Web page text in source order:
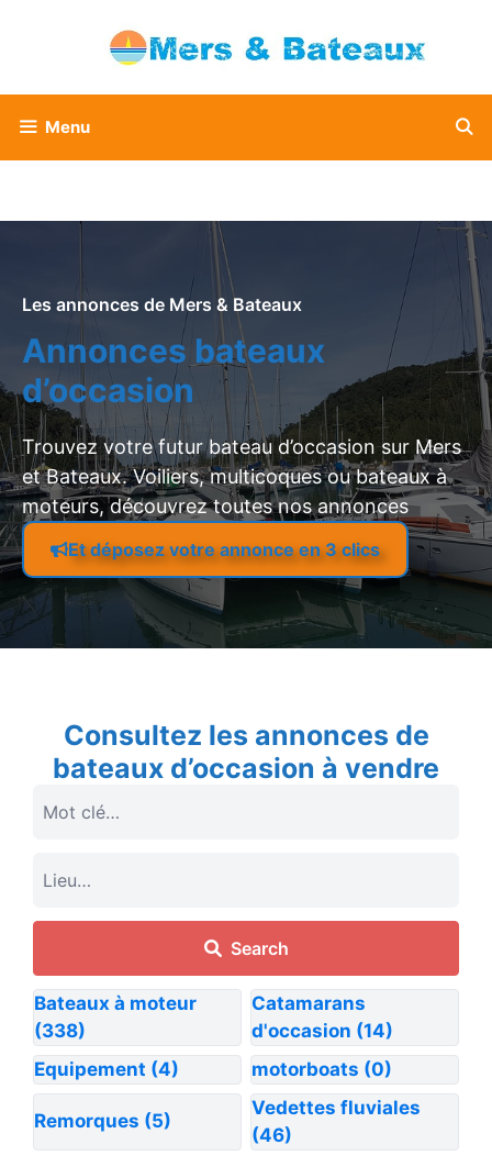
Menu
Les annonces de Mers & Bateaux
Annonces bateaux
d’occasion
Trouvez votre futur bateau d’occasion sur Mers
et Bateaux. Voiliers, multicoques ou bateaux à
moteurs, découvrez toutes nos annonces
Et déposez votre annonce en 3 clics
Consultez les annonces de
bateaux d’occasion à vendre
Search
Bateaux à moteur
(338)
Catamarans
d'occasion (14)
Equipement (4) motorboats (0)
Remorques (5)
Vedettes fluviales
(46)